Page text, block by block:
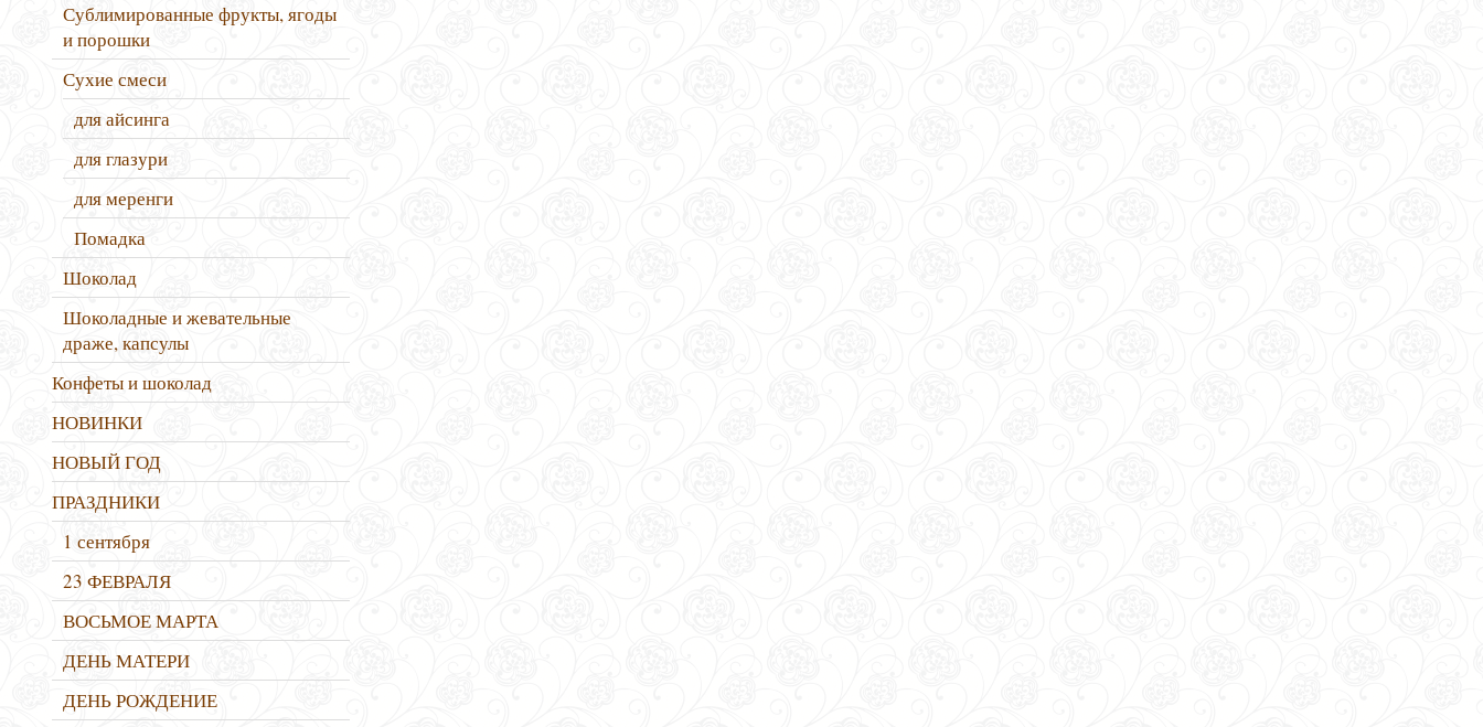
Сублимированные фрукты, ягоды
и порошки
Сухие смеси
для айсинга
для глазури
для меренги
Помадка
Шоколад
Шоколадные и жевательные
драже, капсулы
Конфеты и шоколад
НОВИНКИ
НОВЫЙ ГОД
ПРАЗДНИКИ
1 сентября
23 ФЕВРАЛЯ
ВОСЬМОЕ МАРТА
ДЕНЬ МАТЕРИ
ДЕНЬ РОЖДЕНИЕ